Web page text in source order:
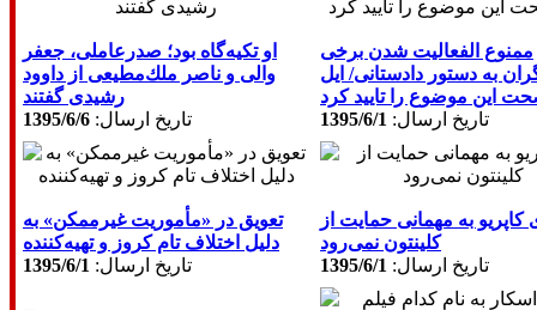
او تكیه‌گاه بود؛ صدرعاملی، جعفر
والی و ناصر ملك‌مطیعی از داوود
رشیدی گفتند
تاريخ ارسال: 1395/6/6
ممنوع الفعالیت شدن برخی
به دستور دادستانی/ ایل
این موضوع را تایید کرد
تاريخ ارسال: 1395/6/1
تعویق در «مأموریت غیرممکن» به
دلیل اختلاف تام کروز و تهیه‌کننده
تاريخ ارسال: 1395/6/1
کاپریو به مهمانی حمایت از
کلینتون نمی‌رود
تاريخ ارسال: 1395/6/1